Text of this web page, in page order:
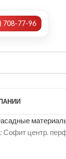
708-77-96
Софит центр.